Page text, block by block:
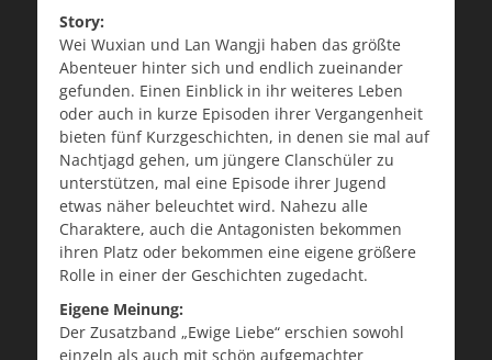
Story:
Wei Wuxian und Lan Wangji haben das größte
Abenteuer hinter sich und endlich zueinander
gefunden. Einen Einblick in ihr weiteres Leben
oder auch in kurze Episoden ihrer Vergangenheit
bieten fünf Kurzgeschichten, in denen sie mal auf
Nachtjagd gehen, um jüngere Clanschüler zu
unterstützen, mal eine Episode ihrer Jugend
etwas näher beleuchtet wird. Nahezu alle
Charaktere, auch die Antagonisten bekommen
ihren Platz oder bekommen eine eigene größere
Rolle in einer der Geschichten zugedacht.
Eigene Meinung:
Der Zusatzband „Ewige Liebe“ erschien sowohl
einzeln als auch mit schön aufgemachter